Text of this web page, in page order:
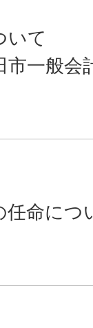
いて
市一般会
任命につ